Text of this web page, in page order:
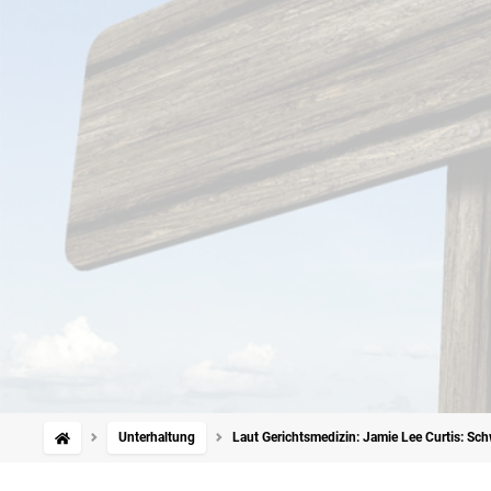
Unterhaltung Laut Gerichtsmedizin: Jamie Lee Curtis: